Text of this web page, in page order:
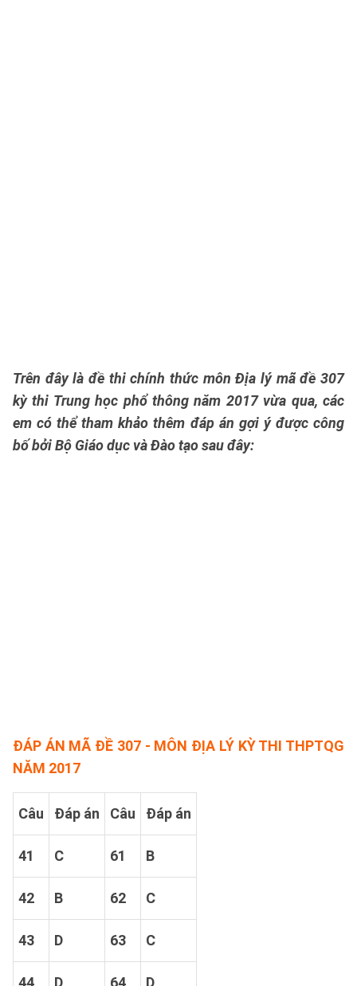
Trên đây là đề thi chính thức môn Địa lý mã đề 307
kỳ thi Trung học phổ thông năm 2017 vừa qua, các
em có thể tham khảo thêm đáp án gợi ý được công
bố bởi Bộ Giáo dục và Đào tạo sau đây:
ĐÁP ÁN MÃ ĐỀ 307 - MÔN ĐỊA LÝ KỲ THI THPTQG
NĂM 2017
Câu Đáp án Câu Đáp án
41 C 61 B
42 B 62 C
43 D 63 C
44 D 64 D